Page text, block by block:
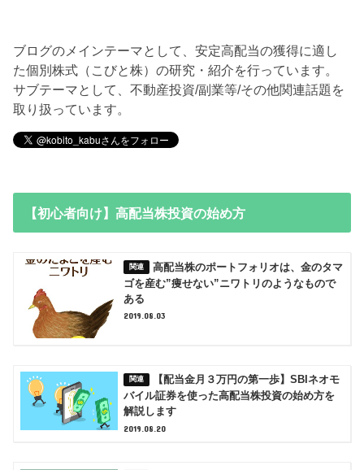
ブログのメインテーマとして、安定高配当の獲得に適し
た個別株式（こびと株）の研究・紹介を行っています。
サブテーマとして、不動産投資/副業等/その他関連話題を
取り扱っています。
【初心者向け】高配当株投資の始め方
高配当株のポートフォリオは、金のタマ
ゴを産む”痩せない”ニワトリのようなもので
ある
2019.08.03
【配当金月３万円の第一歩】SBIネオモ
バイル証券を使った高配当株投資の始め方を
解説します
2019.08.20